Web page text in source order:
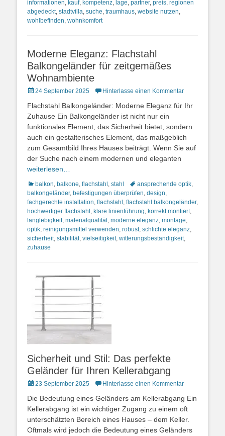
informationen, kauf, kompetenz, lage, partner, preis, regionen
abgedeckt, stadtvilla, suche, traumhaus, website nutzen,
wohlbefinden, wohnkomfort
Moderne Eleganz: Flachstahl
Balkongeländer für zeitgemäßes
Wohnambiente
Posted
24 September 2025 Hinterlasse einen Kommentar
Flachstahl Balkongeländer: Moderne Eleganz für Ihr
Zuhause Ein Balkongeländer ist nicht nur ein
funktionales Element, das Sicherheit bietet, sondern
auch ein gestalterisches Element, das maßgeblich
zum Gesamtbild Ihres Hauses beiträgt. Wenn Sie auf
der Suche nach einem modernen und eleganten
weiterlesen…
Kategorien
balkon, balkone, flachstahl , stahl Schlagworte
ansprechende optik,
balkongeländer, befestigungen überprüfen, design,
fachgerechte installation, flachstahl , flachstahl balkongeländer,
hochwertiger flachstahl , klare linienführung, korrekt montiert,
langlebigkeit, materialqualität, moderne eleganz, montage,
optik, reinigungsmittel verwenden, robust, schlichte eleganz,
sicherheit, stabilität, vielseitigkeit, witterungsbeständigkeit,
zuhause
Sicherheit und Stil: Das perfekte
Geländer für Ihren Kellerabgang
Posted
23 September 2025 Hinterlasse einen Kommentar
Die Bedeutung eines Geländers am Kellerabgang Ein
Kellerabgang ist ein wichtiger Zugang zu einem oft
unterschätzten Bereich eines Hauses – dem Keller.
Oftmals wird jedoch die Bedeutung eines Geländers